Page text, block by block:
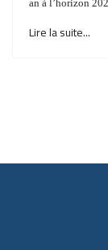
an à l’horizon
Lire la suite...